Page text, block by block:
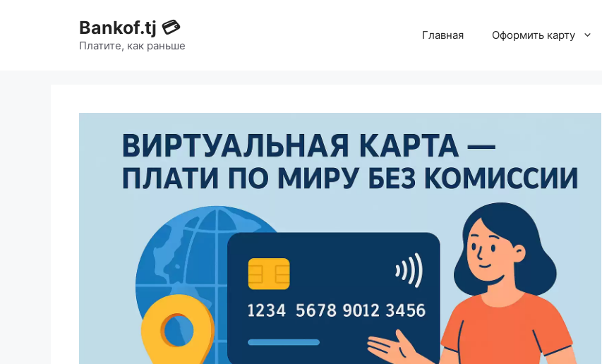
Bankof.tj 💳
Платите, как раньше
Главная Оформить карту